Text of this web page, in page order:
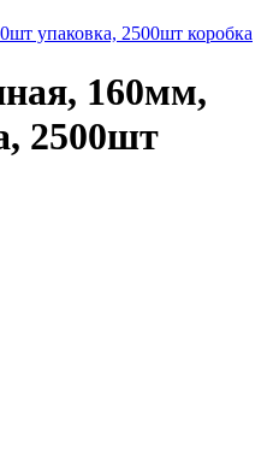
160мм,
2500шт